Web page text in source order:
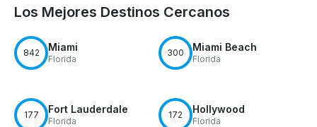
Los Mejores Destinos Cercanos
842 Miami
Florida
300 Miami Beach
Florida
177 Fort Lauderdale
Florida
172 Hollywood
Florida